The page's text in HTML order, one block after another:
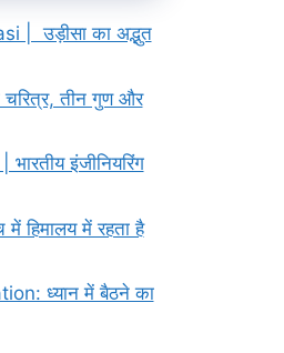
| उड़ीसा का अद्भुत
तीन गुण और
इंजीनियरिंग
हिमालय में रहता है
ध्यान में बैठने का